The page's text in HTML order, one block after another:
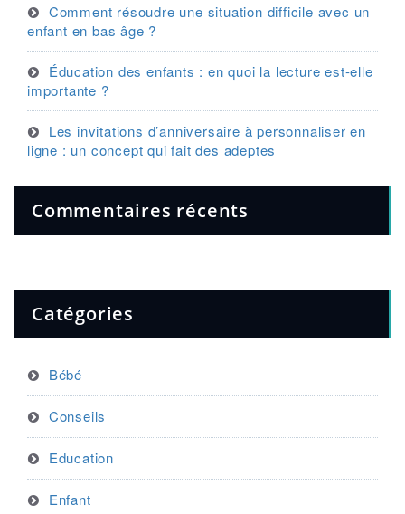
Comment résoudre une situation difficile avec un
enfant en bas âge ?
Éducation des enfants : en quoi la lecture est-elle
importante ?
Les invitations d’anniversaire à personnaliser en
ligne : un concept qui fait des adeptes
Commentaires récents
Catégories
Bébé
Conseils
Education
Enfant